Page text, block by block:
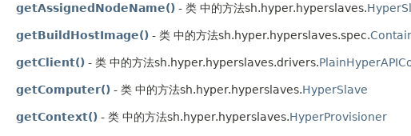
getAssignedNodeName() - 类 中的方法sh.hyper.hyperslaves.
getBuildHostImage() - 类 中的方法sh.hyper.hyperslaves.spec.
getClient() - 类 中的方法sh.hyper.hyperslaves.drivers.
getComputer() - 类 中的方法sh.hyper.hyperslaves.HyperSlave
getContext() - 类 中的方法sh.hyper.hyperslaves.HyperProvisioner